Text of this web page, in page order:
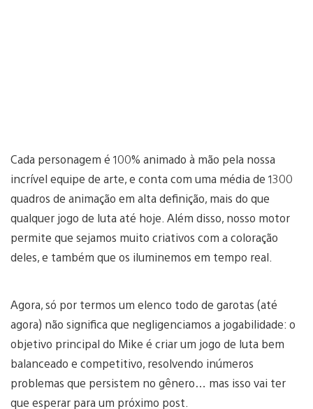
Cada personagem é 100% animado à mão pela nossa
incrível equipe de arte, e conta com uma média de 1300
quadros de animação em alta definição, mais do que
qualquer jogo de luta até hoje. Além disso, nosso motor
permite que sejamos muito criativos com a coloração
deles, e também que os iluminemos em tempo real.
Agora, só por termos um elenco todo de garotas (até
agora) não significa que negligenciamos a jogabilidade: o
objetivo principal do Mike é criar um jogo de luta bem
balanceado e competitivo, resolvendo inúmeros
problemas que persistem no gênero… mas isso vai ter
que esperar para um próximo post.